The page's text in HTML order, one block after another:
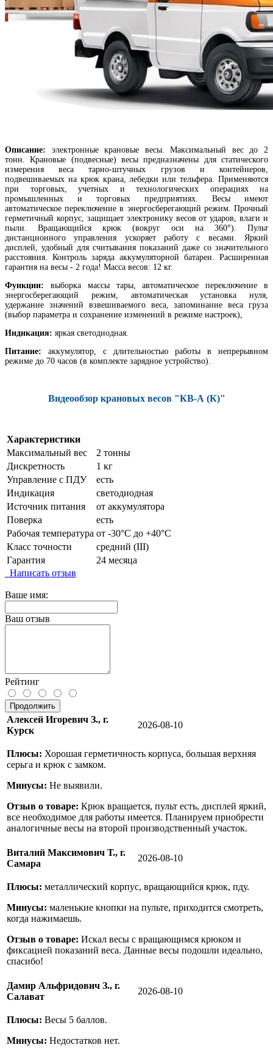
Описание: электронные крановые весы. Максимальный вес до 2
тонн. Крановые (подвесные) весы предназначены для статического
измерения веса тарно-штучных грузов и контейнеров,
подвешиваемых на крюк крана, лебедки или тельфера. Применяются
при торговых, учетных и технологических операциях на
промышленных и торговых предприятиях. Весы имеют
автоматическое переключение в энергосберегающий режим. Прочный
герметичный корпус, защищает электронику весов от ударов, влаги и
пыли. Вращающийся крюк (вокруг оси на 360°). Пульт
дистанционного управления ускоряет работу с весами. Яркий
дисплей, удобный для считывания показаний даже со значительного
расстояния. Контроль заряда аккумуляторной батареи. Расширенная
гарантия на весы - 2 года! Масса весов: 12 кг.
Функции: выборка массы тары, автоматическое переключение в
энергосберегающий режим, автоматическая установка нуля,
удержание значений взвешиваемого веса, запоминание веса груза
(выбор параметра и сохранение изменений в режиме настроек),
Индикация: яркая светодиодная.
Питание: аккумулятор, с длительностью работы в непрерывном
режиме до 70 часов (в комплекте зарядное устройство).
Видеообзор крановых весов "КВ-А (К)"
Характеристики
Максимальный вес
2 тонны
Дискретность
1 кг
Управление с ПДУ
есть
Индикация
светодиодная
Источник питания
от аккумулятора
Поверка
есть
Рабочая температура от -30°C до +40°C
Класс точности
средний (III)
Гарантия
24 месяца
Написать отзыв
Ваше имя:
Ваш отзыв
Рейтинг
Продолжить
Алексей Игоревич З., г.
Курск
2026-08-10
Плюсы: Хорошая герметичность корпуса, большая верхняя
серьга и крюк с замком.
Минусы: Не выявили.
Отзыв о товаре: Крюк вращается, пульт есть, дисплей яркий,
все необходимое для работы имеется. Планируем приобрести
аналогичные весы на второй производственный участок.
Виталий Максимович Т., г.
Самара
2026-08-10
Плюсы: металлический корпус, вращающийся крюк, пду.
Минусы: маленькие кнопки на пульте, приходится смотреть,
когда нажимаешь.
Отзыв о товаре: Искал весы с вращающимся крюком и
фиксацией показаний веса. Данные весы подошли идеально,
спасибо!
Дамир Альфридович З., г.
Салават
2026-08-10
Плюсы: Весы 5 баллов.
Минусы: Недостатков нет.